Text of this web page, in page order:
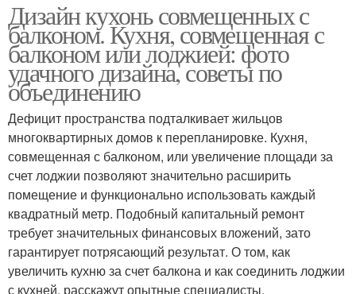
Дизайн кухонь совмещенных с
балконом. Кухня, совмещенная с
балконом или лоджией: фото
удачного дизайна, советы по
объединению
Дефицит пространства подталкивает жильцов
многоквартирных домов к перепланировке. Кухня,
совмещенная с балконом, или увеличение площади за
счет лоджии позволяют значительно расширить
помещение и функционально использовать каждый
квадратный метр. Подобный капитальный ремонт
требует значительных финансовых вложений, зато
гарантирует потрясающий результат. О том, как
увеличить кухню за счет балкона и как соединить лоджии
с кухней, расскажут опытные специалисты.